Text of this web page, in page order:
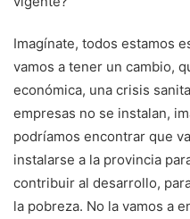
Imagínate, todos estamos
vamos a tener un cambio,
económica, una crisis
empresas no se instalan,
podríamos encontrar que
instalarse a la provincia
contribuir al desarrollo,
la pobreza. No la vamos a